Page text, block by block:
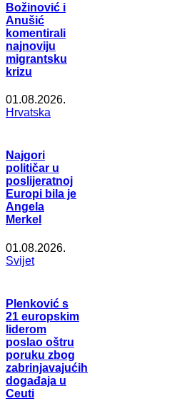
Božinović i
Anušić
komentirali
najnoviju
migrantsku
krizu
01.08.2026.
Hrvatska
Najgori
političar u
poslijeratnoj
Europi bila je
Angela
Merkel
01.08.2026.
Svijet
Plenković s
21 europskim
liderom
poslao oštru
poruku zbog
zabrinjavajućih
događaja u
Ceuti